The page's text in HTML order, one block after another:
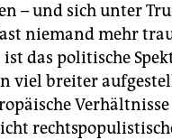
– und sich unter
niemand mehr
ist das politische
viel breiter